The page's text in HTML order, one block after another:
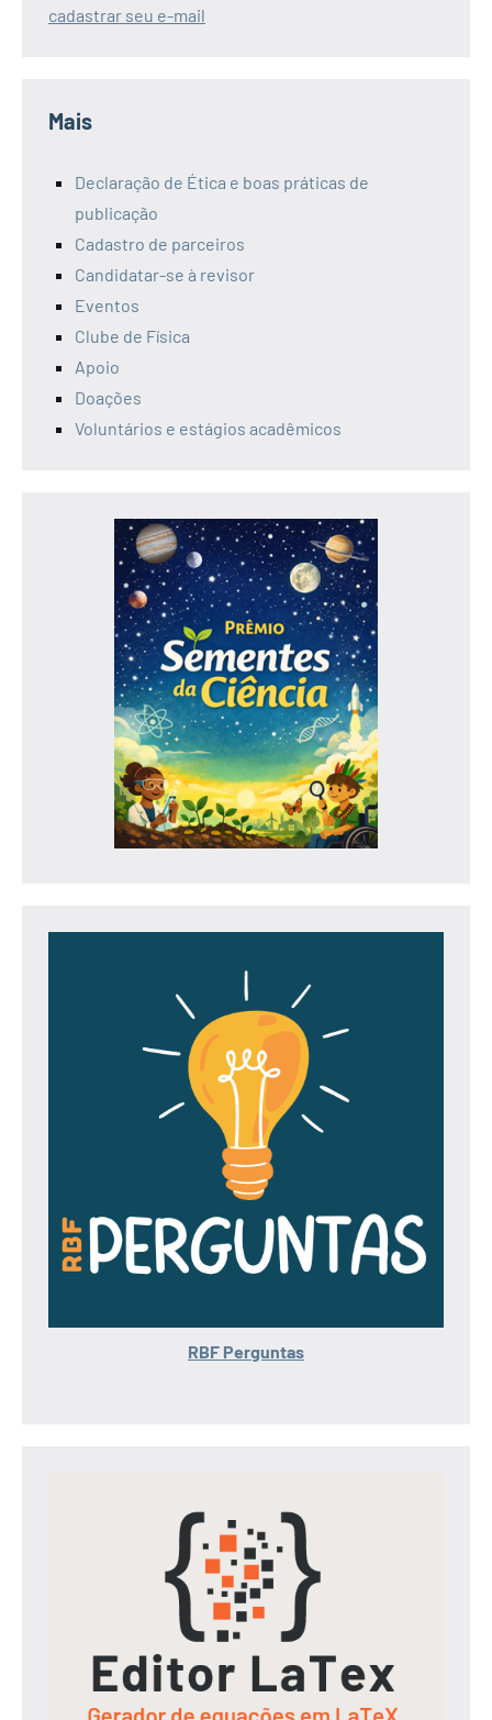
cadastrar seu e-mail
Mais
Declaração de Ética e boas práticas de
publicação
Cadastro de parceiros
Candidatar-se à revisor
Eventos
Clube de Física
Apoio
Doações
Voluntários e estágios acadêmicos
RBF Perguntas